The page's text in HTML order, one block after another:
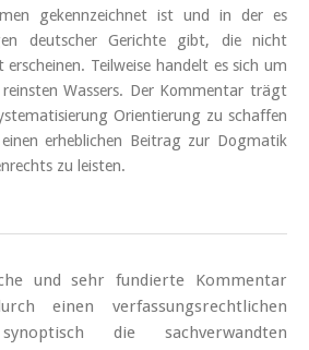
gekennzeichnet ist und in der es
deutscher Gerichte gibt, die nicht
Teilweise handelt es sich um
reinsten Wassers. Der Kommentar trägt
Orientierung zu schaffen
erheblichen Beitrag zur Dogmatik
zu leisten.
und sehr fundierte Kommentar
einen verfassungsrechtlichen
die sachverwandten